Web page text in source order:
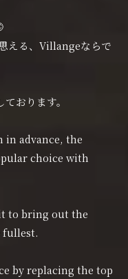
える、Villangeならで
おります。
in advance, the
choice with
to bring out the
fullest.
by replacing the top